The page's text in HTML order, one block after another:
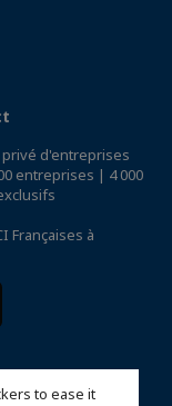
to ease it
d'entreprises
entreprises | 4 000
Françaises à